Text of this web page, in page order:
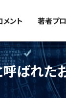
ント 著者プ
ばれた